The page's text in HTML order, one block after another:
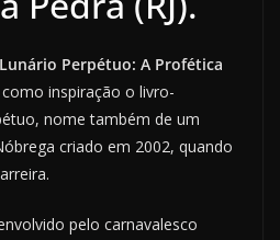
Perpétuo: A Profética
inspiração o livro-
nome também de um
criado em 2002, quando
pelo carnavalesco